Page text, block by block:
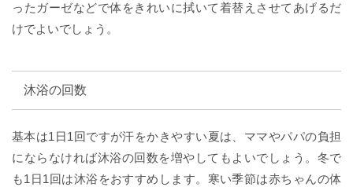
ったガーゼなどで体をきれいに拭いて着替えさせてあげるだ
けでよいでしょう。
沐浴の回数
基本は1日1回ですが汗をかきやすい夏は、ママやパパの負担
にならなければ沐浴の回数を増やしてもよいでしょう。冬で
も1日1回は沐浴をおすすめします。寒い季節は赤ちゃんの体